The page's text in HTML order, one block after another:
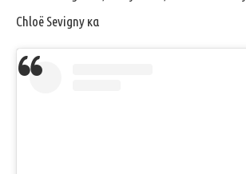
Chloë Sevigny κα